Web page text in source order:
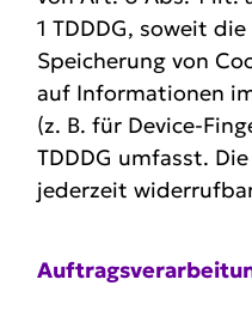
1 TDDDG, soweit
Speicherung von
auf Informationen
(z. B. für Device-
TDDDG umfasst.
jederzeit